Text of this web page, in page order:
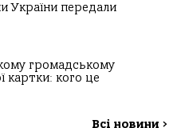
України передали
громадському
картки: кого це
Всі новини >